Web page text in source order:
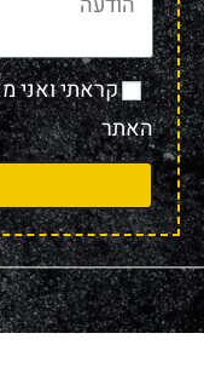
קראתי
האתר